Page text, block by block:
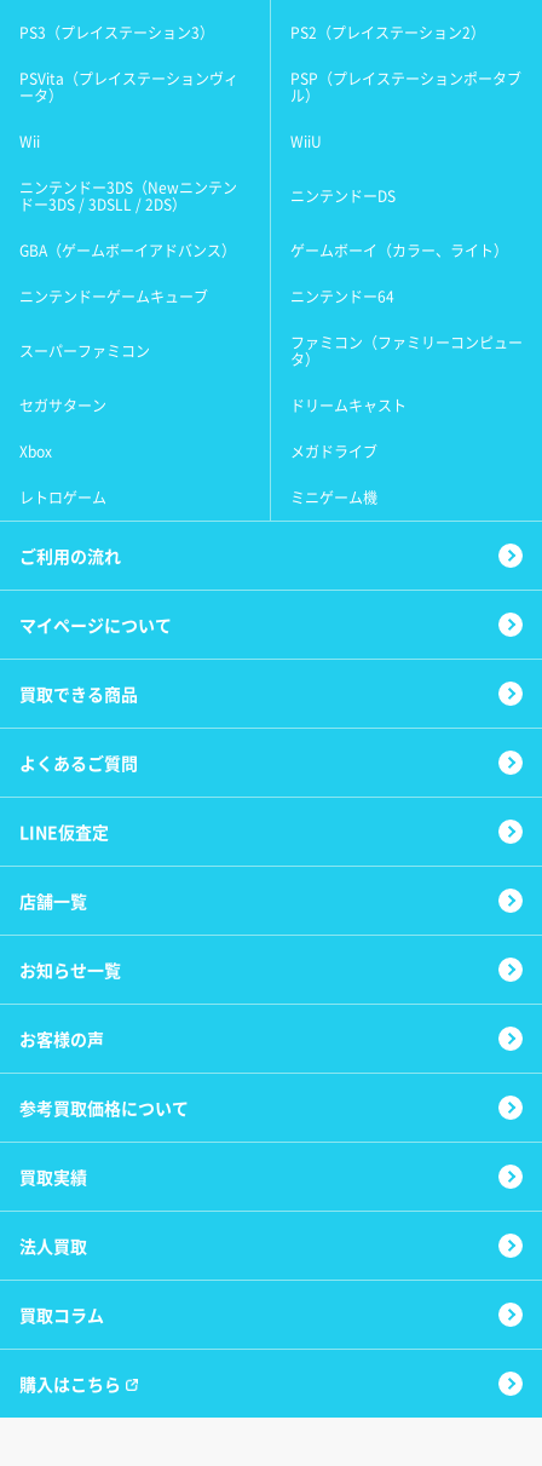
PS3（プレイステーション3） PS2（プレイステーション2）
PSVita（プレイステーションヴィ
ータ）
PSP（プレイステーションポータブ
ル）
Wii WiiU
ニンテンドー3DS（Newニンテン
ドー3DS / 3DSLL / 2DS）
ニンテンドーDS
GBA（ゲームボーイアドバンス） ゲームボーイ（カラー、ライト）
ニンテンドーゲームキューブ ニンテンドー64
スーパーファミコン
ファミコン（ファミリーコンピュー
タ）
セガサターン ドリームキャスト
Xbox メガドライブ
レトロゲーム ミニゲーム機
ご利用の流れ
マイページについて
買取できる商品
よくあるご質問
LINE仮査定
店舗一覧
お知らせ一覧
お客様の声
参考買取価格について
買取実績
法人買取
買取コラム
購入はこちら